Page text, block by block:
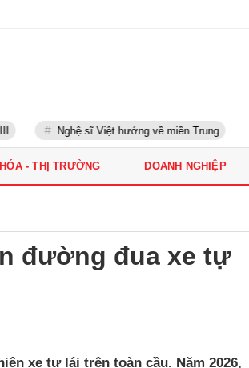
Nghệ sĩ Việt hướng về miền Trung
- THỊ TRƯỜNG DOANH NGHIỆP
đường đua xe tự
xe tự lái trên toàn cầu. Năm 2026,